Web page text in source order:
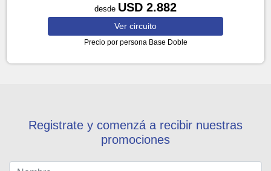
desde USD 2.882
Ver circuito
Precio por persona Base Doble
Registrate y comenzá a recibir nuestras
promociones